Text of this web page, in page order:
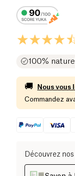
100% naturel
🚚 Nous vous
Commandez
Découvrez